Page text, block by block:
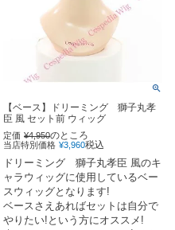
【ベース】ドリーミング 獅子丸孝
臣 風 セット前 ウィッグ
定価 ¥4,950のところ
当店特別価格 ¥3,960税込
ドリーミング 獅子丸孝臣 風のキ
ャラウィッグに使用しているベー
スウィッグとなります!
ベースさえあればセットは自分で
やりたい!という方にオススメ!